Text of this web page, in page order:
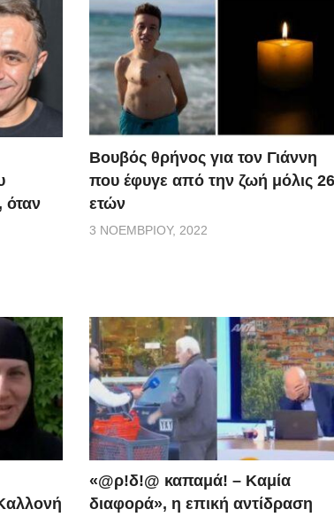
όταν
Βουβός θρήνος για τον Γιάννη
που έφυγε από την ζωή μόλις 26
ετών
3 ΝΟΕΜΒΡΊΟΥ, 2022
«@ρ!δ!@ καπαμά! – Καμία
διαφορά», η επική αντίδραση